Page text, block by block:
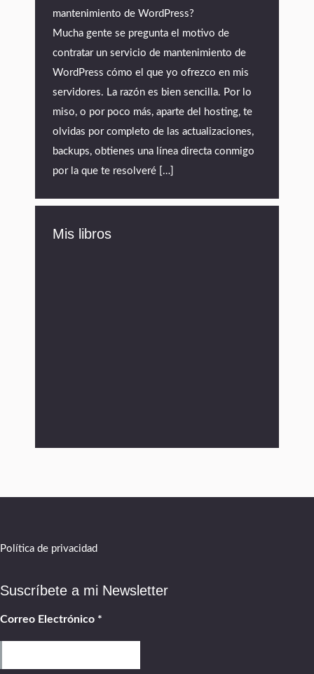
mantenimiento de WordPress?
Mucha gente se pregunta el motivo de
contratar un servicio de mantenimiento de
WordPress cómo el que yo ofrezco en mis
servidores. La razón es bien sencilla. Por lo
miso, o por poco más, aparte del hosting, te
olvidas por completo de las actualizaciones,
backups, obtienes una línea directa conmigo
por la que te resolveré […]
Mis libros
Política de privacidad
Suscríbete a mi Newsletter
Correo Electrónico *